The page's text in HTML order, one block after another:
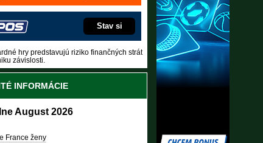
Stav si
hry predstavujú riziko finančných strát
závislosti.
INFORMÁCIE
August 2026
France ženy